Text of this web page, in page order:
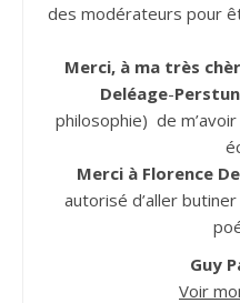
des modérateurs pour
Merci, à ma très
Deléage-
philosophie) de
Merci à Florence
autorisé d’aller
Guy
Voir